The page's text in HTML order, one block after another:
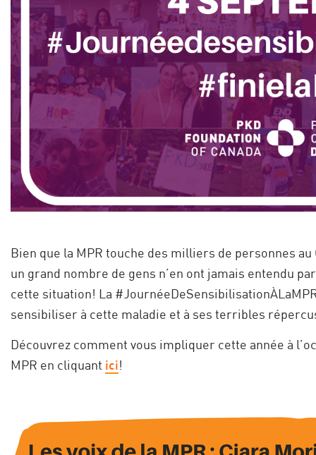
Bien que la MPR touche des milliers de personnes
un grand nombre de gens n’en ont jamais entendu
cette situation! La
sensibiliser à cette maladie et à ses terribles
Découvrez comment vous impliquer cette année à
MPR en cliquant ici!